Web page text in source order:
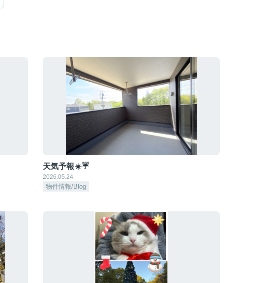
天気予報☀️☔
2026.05.24
物件情報/Blog